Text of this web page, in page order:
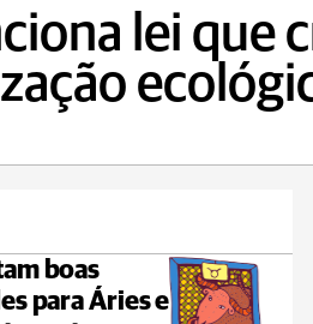
lei que
boas
para Áries e